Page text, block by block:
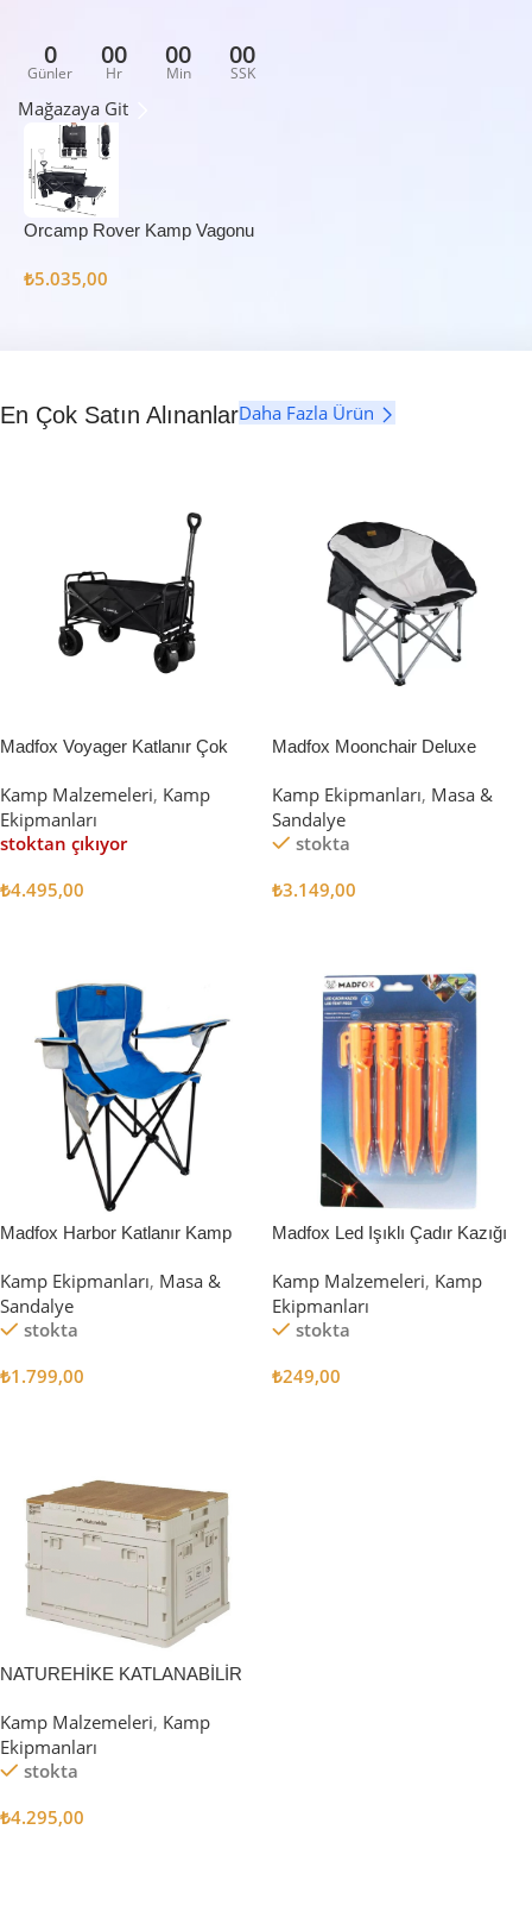
0
Günler
00
Hr
00
Min
00
SSK
Mağazaya Git
Orcamp Rover Kamp Vagonu
₺5.035,00
En Çok Satın AlınanlarDaha Fazla Ürün
Madfox Voyager Katlanır Çok
[Vagon] BLACK
Kamp Malzemeleri, Kamp
Ekipmanları
stoktan çıkıyor
₺4.495,00
Madfox Moonchair Deluxe
Siyah/Gri
Kamp Ekipmanları, Masa &
Sandalye
stokta
₺3.149,00
Madfox Harbor Katlanır Kamp
Kamp Ekipmanları, Masa &
Sandalye
stokta
₺1.799,00
Madfox Led Işıklı Çadır Kazığı
Kamp Malzemeleri, Kamp
Ekipmanları
stokta
₺249,00
NATUREHİKE KATLANABİLİR
Kamp Malzemeleri, Kamp
Ekipmanları
stokta
₺4.295,00